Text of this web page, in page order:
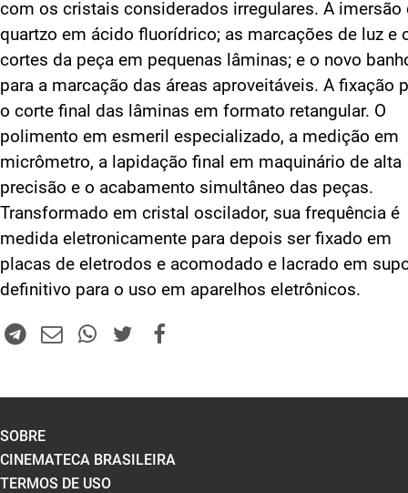
com os cristais considerados irregulares. A imersão
quartzo em ácido fluorídrico; as marcações de luz e
cortes da peça em pequenas lâminas; e o novo
para a marcação das áreas aproveitáveis. A fixação
o corte final das lâminas em formato retangular. O
polimento em esmeril especializado, a medição em
micrômetro, a lapidação final em maquinário de alta
precisão e o acabamento simultâneo das peças.
Transformado em cristal oscilador, sua frequência é
medida eletronicamente para depois ser fixado em
placas de eletrodos e acomodado e lacrado em
definitivo para o uso em aparelhos eletrônicos.
SOBRE
CINEMATECA BRASILEIRA
TERMOS DE USO